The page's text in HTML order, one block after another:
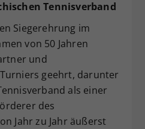
Tennisverband
Siegerehrung im
von 50 Jahren
und
geehrt, darunter
als einer
des
Jahr zu Jahr äußerst